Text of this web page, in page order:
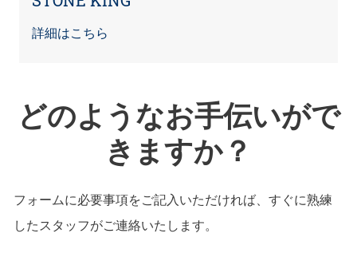
詳細はこちら
どのようなお手伝いがで
きますか？
フォームに必要事項をご記入いただければ、すぐに熟練
したスタッフがご連絡いたします。